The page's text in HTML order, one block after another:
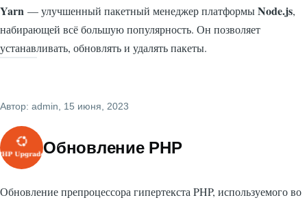
Yarn — улучшенный пакетный менеджер платформыNode.js,
набирающей всё большую популярность. Он позволяет
устанавливать, обновлять и удалять пакеты.
Автор: admin , 15 июня, 2023
Обновление PHP
Обновление препроцессора гипертекста PHP, используемого во